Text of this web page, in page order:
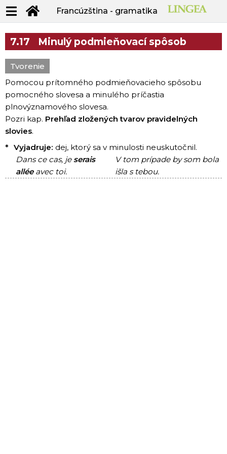
Francúzština - gramatika
7.17 Minulý podmieňovací spôsob
Tvorenie
Pomocou prítomného podmieňovacieho spôsobu
pomocného slovesa a minulého príčastia
plnovýznamového slovesa.
Pozri kap. Prehľad zložených tvarov pravidelných
slovies.
* Vyjadruje: dej, ktorý sa v minulosti neuskutočnil.
Dans ce cas, jeserais
alléeavec toi.
V tom prípade by som bola
išla s tebou.